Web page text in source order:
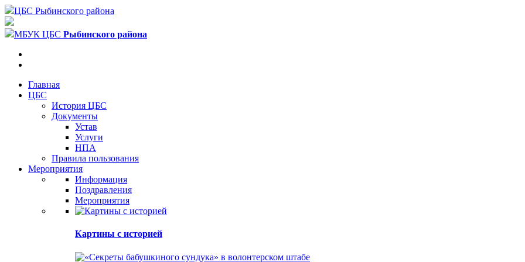
ЦБС Рыбинского района
МБУК ЦБС Рыбинского района
Главная
ЦБС
История ЦБС
Документы
Устав
Услуги
НПА
Правила пользования
Мероприятия
Информация
Поздравления
Мероприятия
Картины с историей